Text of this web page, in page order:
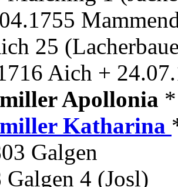
25
Aich +
Apollonia
Katharina
Galgen
4 (Josl)